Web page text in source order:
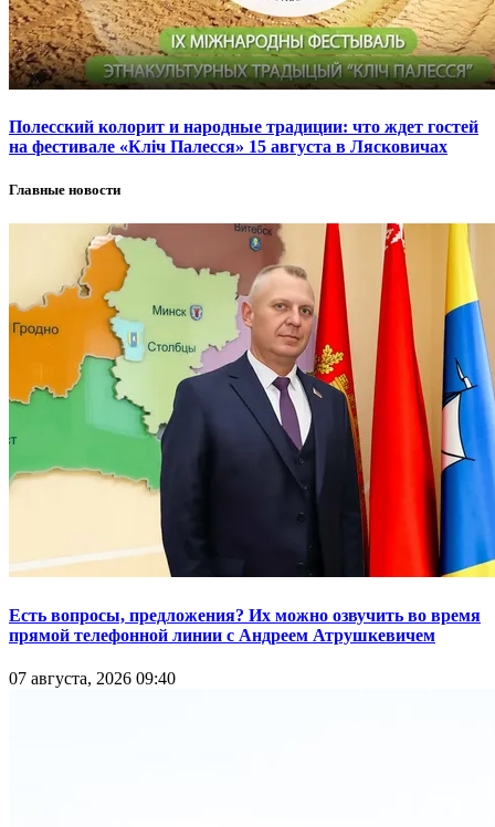
Полесский колорит и народные традиции: что ждет гостей
на фестивале «Кліч Палесся» 15 августа в Лясковичах
Главные новости
Есть вопросы, предложения? Их можно озвучить во время
прямой телефонной линии с Андреем Атрушкевичем
07 августа, 2026 09:40